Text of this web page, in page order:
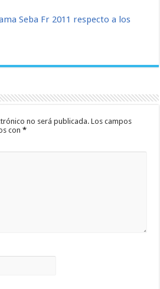
Seba Fr 2011 respecto a los
no será publicada. Los campos
con*